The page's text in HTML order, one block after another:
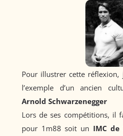
Pour illustrer cette réflexion,
l’exemple d’un ancien
Arnold Schwarzenegger
Lors de ses compétitions, il
pour 1m88 soit un IMC de